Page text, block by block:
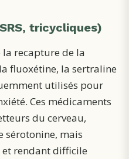
tricycliques)
recapture de la
fluoxétine, la sertraline
utilisés pour
Ces médicaments
du cerveau,
sérotonine, mais
rendant difficile